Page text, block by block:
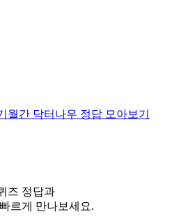
월간 닥터나우 정답 모아보기
즈 정답과
르게 만나보세요.